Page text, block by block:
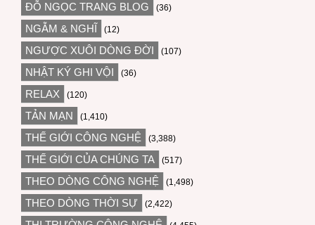
ĐỖ NGỌC TRANG BLOG (36)
NGẪM & NGHĨ (12)
NGƯỢC XUÔI DÒNG ĐỜI (107)
NHẬT KÝ GHI VỘI (36)
RELAX (120)
TẢN MẠN (1,410)
THẾ GIỚI CÔNG NGHỆ (3,388)
THẾ GIỚI CỦA CHÚNG TA (517)
THEO DÒNG CÔNG NGHỆ (1,498)
THEO DÒNG THỜI SỰ (2,422)